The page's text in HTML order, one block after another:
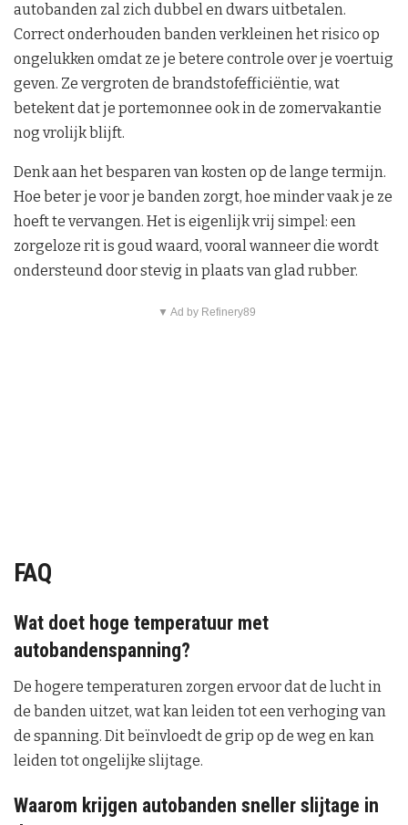
autobanden zal zich dubbel en dwars uitbetalen.
Correct onderhouden banden verkleinen het risico op
ongelukken omdat ze je betere controle over je voertuig
geven. Ze vergroten de brandstofefficiëntie, wat
betekent dat je portemonnee ook in de zomervakantie
nog vrolijk blijft.
Denk aan het besparen van kosten op de lange termijn.
Hoe beter je voor je banden zorgt, hoe minder vaak je ze
hoeft te vervangen. Het is eigenlijk vrij simpel: een
zorgeloze rit is goud waard, vooral wanneer die wordt
ondersteund door stevig in plaats van glad rubber.
▼ Ad by Refinery89
FAQ
Wat doet hoge temperatuur met
autobandenspanning?
De hogere temperaturen zorgen ervoor dat de lucht in
de banden uitzet, wat kan leiden tot een verhoging van
de spanning. Dit beïnvloedt de grip op de weg en kan
leiden tot ongelijke slijtage.
Waarom krijgen autobanden sneller slijtage in